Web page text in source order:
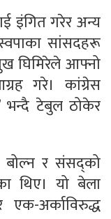
इंगित गरेर अन्य
सांसदहरू
घिमिरेले आफ्नो
गरे। कांग्रेस
भन्दै टेबुल ठोकेर
र संसद्को
थिए। यो बेला
अर्काविरुद्ध